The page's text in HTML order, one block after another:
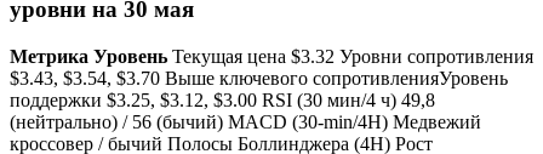
уровни на 30 мая
Метрика Уровень Текущая цена $3.32 Уровни сопротивления
$3.43, $3.54, $3.70 Выше ключевого сопротивленияУровень
поддержки $3.25, $3.12, $3.00 RSI (30 мин/4 ч) 49,8
(нейтрально) / 56 (бычий) MACD (30-min/4H) Медвежий
кроссовер / бычий Полосы Боллинджера (4H) Рост